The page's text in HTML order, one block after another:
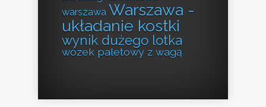
warszawa Warszawa -
układanie kostki
wynik dużego lotka
wózek paletowy z wagą